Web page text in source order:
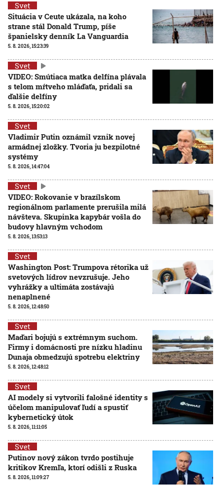
Svet
Situácia v Ceute ukázala, na koho
strane stál Donald Trump, píše
španielsky denník La Vanguardia
5. 8. 2026, 15:23:39
Svet
VIDEO: Smútiaca matka delfína plávala
s telom mŕtveho mláďaťa, pridali sa
ďalšie delfíny
5. 8. 2026, 15:20:02
Svet
Vladimir Putin oznámil vznik novej
armádnej zložky. Tvoria ju bezpilotné
systémy
5. 8. 2026, 14:47:04
Svet
VIDEO: Rokovanie v brazílskom
regionálnom parlamente prerušila milá
návšteva. Skupinka kapybár vošla do
budovy hlavným vchodom
5. 8. 2026, 13:53:13
Svet
Washington Post: Trumpova rétorika už
svetových lídrov nevzrušuje. Jeho
vyhrážky a ultimáta zostávajú
nenaplnené
5. 8. 2026, 12:48:50
Svet
Maďari bojujú s extrémnym suchom.
Firmy i domácnosti pre nízku hladinu
Dunaja obmedzujú spotrebu elektriny
5. 8. 2026, 12:48:12
Svet
AI modely si vytvorili falošné identity s
účelom manipulovať ľudí a spustiť
kybernetický útok
5. 8. 2026, 11:11:05
Svet
Putinov nový zákon tvrdo postihuje
kritikov Kremľa, ktorí odišli z Ruska
5. 8. 2026, 11:09:27